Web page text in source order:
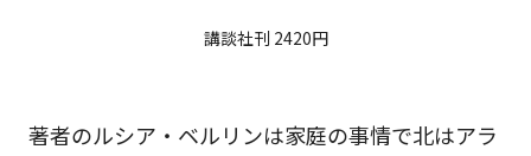
講談社刊 2420円
著者のルシア・ベルリンは家庭の事情で北はアラ